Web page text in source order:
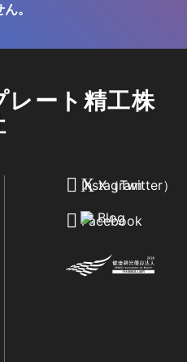
。
レート精工株
Instagram
X（Twitter）
Facebook
Blog